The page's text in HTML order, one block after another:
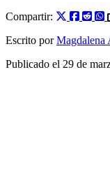
Compartir:
Escrito por Magdalena
Publicado el 29 de